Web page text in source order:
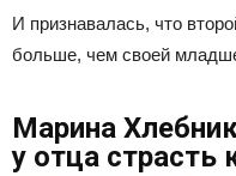
И признавалась, что
больше, чем своей
Марина
у отца страсть